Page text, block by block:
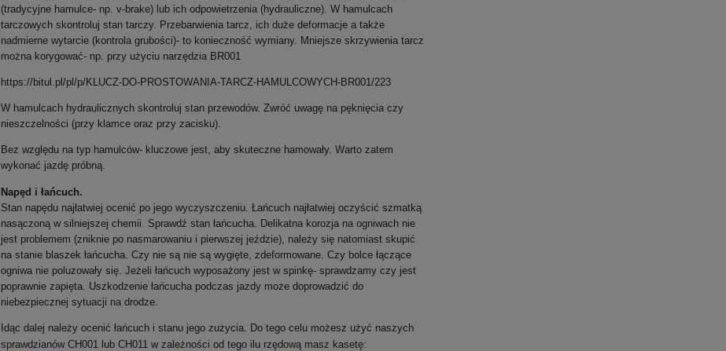
(tradycyjne hamulce- np. v-brake) lub ich odpowietrzenia (hydrauliczne). W hamulcach
tarczowych skontroluj stan tarczy. Przebarwienia tarcz, ich duże deformacje a także
nadmierne wytarcie (kontrola grubości)- to konieczność wymiany. Mniejsze skrzywienia tarcz
można korygować- np. przy użyciu narzędzia BR001
https://bitul.pl/pl/p/KLUCZ-DO-PROSTOWANIA-TARCZ-HAMULCOWYCH-BR001/223
W hamulcach hydraulicznych skontroluj stan przewodów. Zwróć uwagę na pęknięcia czy
nieszczelności (przy klamce oraz przy zacisku).
Bez względu na typ hamulców- kluczowe jest, aby skuteczne hamowały. Warto zatem
wykonać jazdę próbną.
Napęd i łańcuch.
Stan napędu najłatwiej ocenić po jego wyczyszczeniu. Łańcuch najłatwiej oczyścić szmatką
nasączoną w silniejszej chemii. Sprawdź stan łańcucha. Delikatna korozja na ogniwach nie
jest problemem (zniknie po nasmarowaniu i pierwszej jeździe), należy się natomiast skupić
na stanie blaszek łańcucha. Czy nie są nie są wygięte, zdeformowane Czy bolce łączące
ogniwa nie poluzowały się. Jeżeli łańcuch wyposażony jest w spinkę- sprawdzamy czy jest
poprawnie zapięta. Uszkodzenie łańcucha podczas jazdy może doprowadzić do
niebezpiecznej sytuacji na drodze.
Idąc dalej należy ocenić łańcuch i stanu jego zużycia. Do tego celu możesz użyć naszych
sprawdzianów CH001 lub CH011 w zależności od tego ilu rzędową masz kasetę: